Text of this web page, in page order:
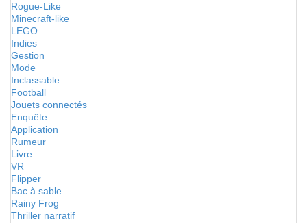
Rogue-Like
Minecraft-like
LEGO
Indies
Gestion
Mode
Inclassable
Football
Jouets connectés
Enquête
Application
Rumeur
Livre
VR
Flipper
Bac à sable
Rainy Frog
Thriller narratif